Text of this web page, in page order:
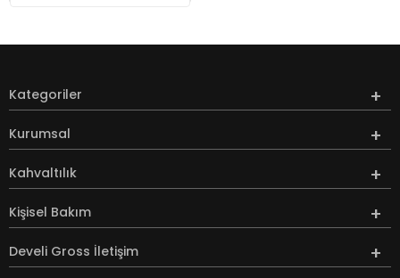
Kategoriler
Kurumsal
Kahvaltılık
Kişisel Bakım
Develi Gross İletişim